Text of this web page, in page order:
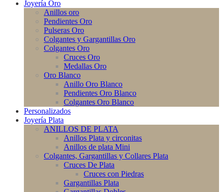
Joyería Oro
Anillos oro
Pendientes Oro
Pulseras Oro
Colgantes y Gargantillas Oro
Colgantes Oro
Cruces Oro
Medallas Oro
Oro Blanco
Anillo Oro Blanco
Pendientes Oro Blanco
Colgantes Oro Blanco
Personalizados
Joyería Plata
ANILLOS DE PLATA
Anillos Plata y circonitas
Anillos de plata Mini
Colgantes, Gargantillas y Collares Plata
Cruces De Plata
Cruces con Piedras
Gargantillas Plata